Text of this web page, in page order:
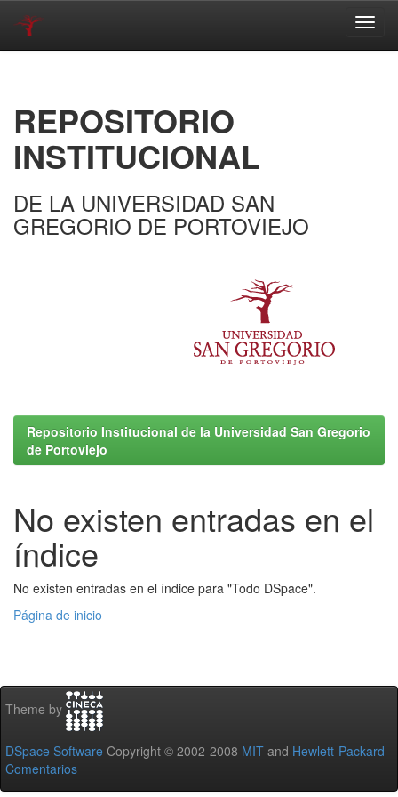
REPOSITORIO
INSTITUCIONAL
DE LA UNIVERSIDAD SAN
GREGORIO DE PORTOVIEJO
Repositorio Institucional de la Universidad San Gregorio
de Portoviejo
No existen entradas en el
índice
No existen entradas en el índice para "Todo DSpace".
Página de inicio
Theme by
DSpace Software Copyright © 2002-2008 MIT and Hewlett-Packard -
Comentarios